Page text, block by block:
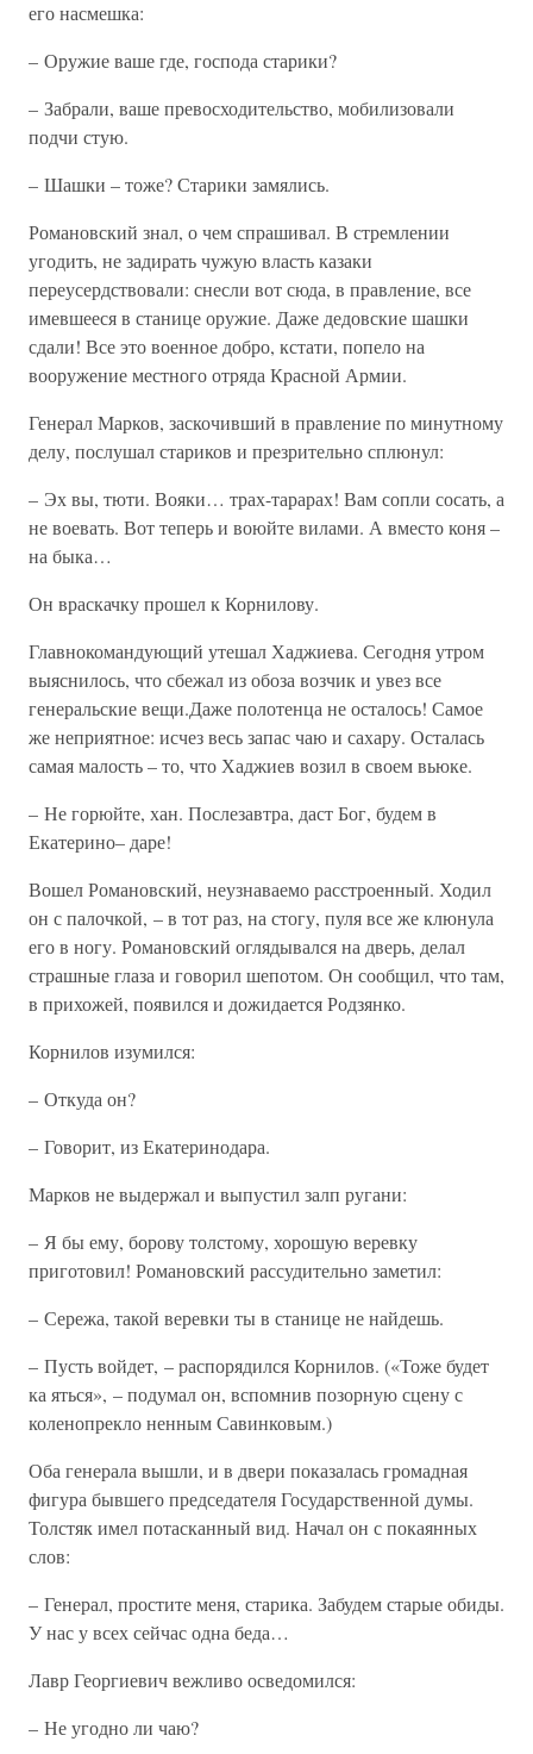
его насмешка:
– Оружие ваше где, господа старики?
– Забрали, ваше превосходительство, мобилизовали
подчи стую.
– Шашки – тоже? Старики замялись.
Романовский знал, о чем спрашивал. В стремлении
угодить, не задирать чужую власть казаки
переусердствовали: снесли вот сюда, в правление, все
имевшееся в станице оружие. Даже дедовские шашки
сдали! Все это военное добро, кстати, попело на
вооружение местного отряда Красной Армии.
Генерал Марков, заскочивший в правление по минутному
делу, послушал стариков и презрительно сплюнул:
– Эх вы, тюти. Вояки… трах-тарарах! Вам сопли сосать, а
не воевать. Вот теперь и воюйте вилами. А вместо коня –
на быка…
Он враскачку прошел к Корнилову.
Главнокомандующий утешал Хаджиева. Сегодня утром
выяснилось, что сбежал из обоза возчик и увез все
генеральские вещи.Даже полотенца не осталось! Самое
же неприятное: исчез весь запас чаю и сахару. Осталась
самая малость – то, что Хаджиев возил в своем вьюке.
– Не горюйте, хан. Послезавтра, даст Бог, будем в
Екатерино– даре!
Вошел Романовский, неузнаваемо расстроенный. Ходил
он с палочкой, – в тот раз, на стогу, пуля все же клюнула
его в ногу. Романовский оглядывался на дверь, делал
страшные глаза и говорил шепотом. Он сообщил, что там,
в прихожей, появился и дожидается Родзянко.
Корнилов изумился:
– Откуда он?
– Говорит, из Екатеринодара.
Марков не выдержал и выпустил залп ругани:
– Я бы ему, борову толстому, хорошую веревку
приготовил! Романовский рассудительно заметил:
– Сережа, такой веревки ты в станице не найдешь.
– Пусть войдет, – распорядился Корнилов. («Тоже будет
ка яться», – подумал он, вспомнив позорную сцену с
коленопрекло ненным Савинковым.)
Оба генерала вышли, и в двери показалась громадная
фигура бывшего председателя Государственной думы.
Толстяк имел потасканный вид. Начал он с покаянных
слов:
– Генерал, простите меня, старика. Забудем старые обиды.
У нас у всех сейчас одна беда…
Лавр Георгиевич вежливо осведомился:
– Не угодно ли чаю?